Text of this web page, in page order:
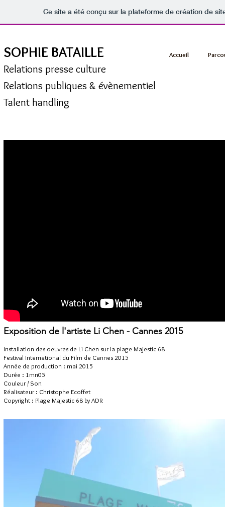
Ce site a été conçu sur la plateforme de création de
SOPHIE BATAILLE
Relations presse culture
Relations publiques & évènementiel
Talent handling
Accueil
Exposition de l'artiste Li Chen - Cannes 2015
Installation des oeuvres de Li Chen sur la plage Majestic 68
Festival International du Film de Cannes 2015
Année de production : mai 2015
Durée : 1mn05
Couleur / Son
Réalisateur : Christophe Ecoffet
Copyright : Plage Majestic 68 by ADR